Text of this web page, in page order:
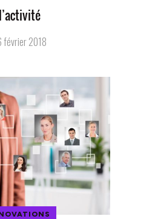
l’activité
février 2018